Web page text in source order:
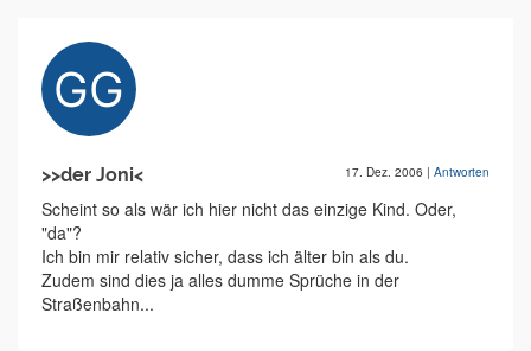
>>der Joni< 17. Dez. 2006 | Antworten
Scheint so als wär ich hier nicht das einzige Kind. Oder,
"da"?
Ich bin mir relativ sicher, dass ich älter bin als du.
Zudem sind dies ja alles dumme Sprüche in der
Straßenbahn...